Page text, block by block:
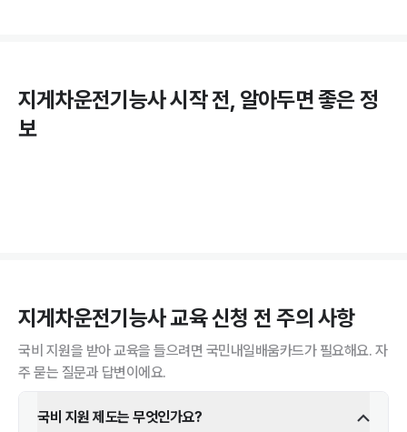
지게차운전기능사시작 전, 알아두면 좋은 정
보
지게차운전기능사교육 신청 전 주의 사항
국비 지원을 받아 교육을 들으려면 국민내일배움카드가 필요해요. 자
주 묻는 질문과 답변이에요.
국비 지원 제도는 무엇인가요?